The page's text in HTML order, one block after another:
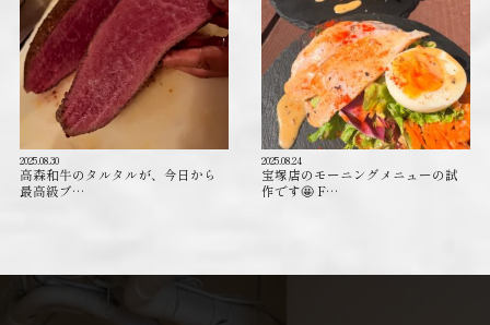
2025.08.30
高森和牛のタルタルが、今日から
最高級ブ…
2025.08.24
宝塚店のモーニングメニューの試
作です🤩 F…